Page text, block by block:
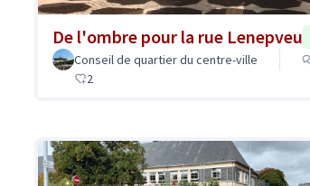
De l'ombre pour la rue Lenepveu
Conseil de quartier du centre-ville
2